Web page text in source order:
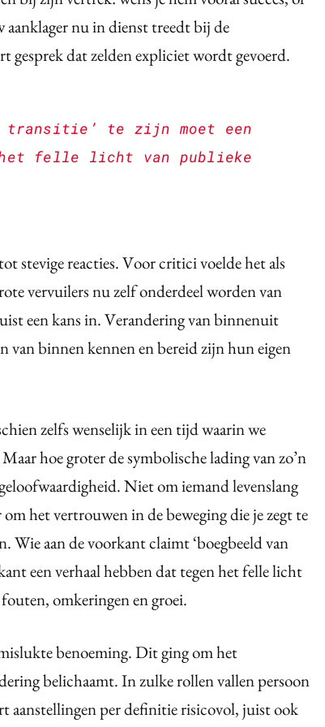
aanklager nu in dienst treedt bij de
gesprek dat zelden expliciet wordt gevoerd.
transitie’ te zijn moet een
het felle licht van publieke
stevige reacties. Voor critici voelde het als
vervuilers nu zelf onderdeel worden van
een kans in. Verandering van binnenuit
van binnen kennen en bereid zijn hun eigen
zelfs wenselijk in een tijd waarin we
hoe groter de symbolische lading van zo’n
Niet om iemand levenslang
het vertrouwen in de beweging die je zegt te
Wie aan de voorkant claimt ‘boegbeeld van
een verhaal hebben dat tegen het felle licht
omkeringen en groei.
benoeming. Dit ging om het
belichaamt. In zulke rollen vallen persoon
aanstellingen per definitie risicovol, juist ook